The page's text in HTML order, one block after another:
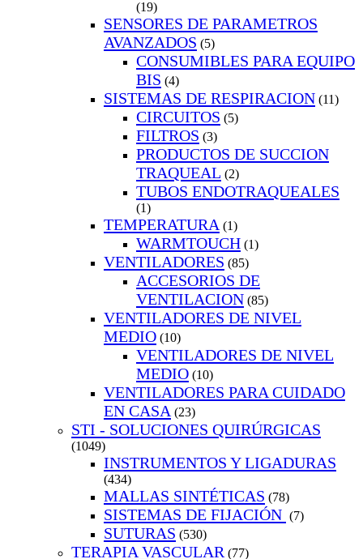
(19)
SENSORES DE PARAMETROS
AVANZADOS (5)
CONSUMIBLES PARA EQUIPO
BIS (4)
SISTEMAS DE RESPIRACION (11)
CIRCUITOS (5)
FILTROS (3)
PRODUCTOS DE SUCCION
TRAQUEAL (2)
TUBOS ENDOTRAQUEALES
(1)
TEMPERATURA (1)
WARMTOUCH (1)
VENTILADORES (85)
ACCESORIOS DE
VENTILACION (85)
VENTILADORES DE NIVEL
MEDIO (10)
VENTILADORES DE NIVEL
MEDIO (10)
VENTILADORES PARA CUIDADO
EN CASA (23)
STI - SOLUCIONES QUIRÚRGICAS
(1049)
INSTRUMENTOS Y LIGADURAS
(434)
MALLAS SINTÉTICAS (78)
SISTEMAS DE FIJACIÓN (7)
SUTURAS (530)
TERAPIA VASCULAR (77)